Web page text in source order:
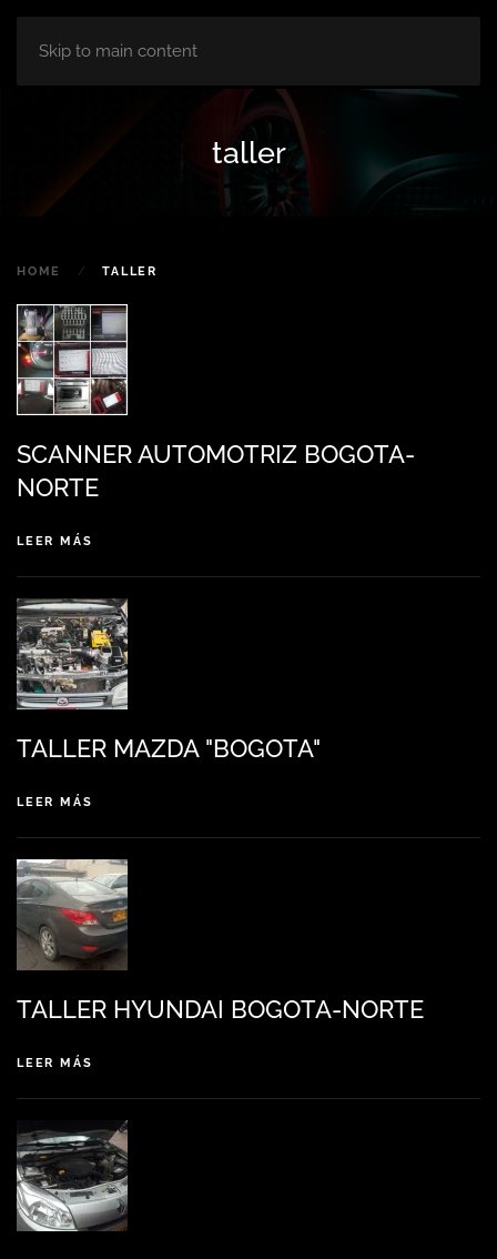
Skip to main content
taller
HOME TALLER
SCANNER AUTOMOTRIZ BOGOTA-
NORTE
LEER MÁS
TALLER MAZDA "BOGOTA"
LEER MÁS
TALLER HYUNDAI BOGOTA-NORTE
LEER MÁS